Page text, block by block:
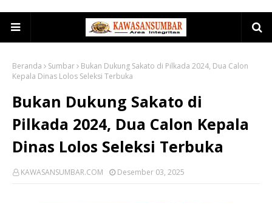
Beranda Sumbar
Bukan Dukung Sakato di Pilkada 2024, Dua Calon
Kepala Dinas Lolos Seleksi Terbuka
Bukan Dukung Sakato di
Pilkada 2024, Dua Calon Kepala
Dinas Lolos Seleksi Terbuka
KAWASANSUMBAR.COM Desember 03, 2025